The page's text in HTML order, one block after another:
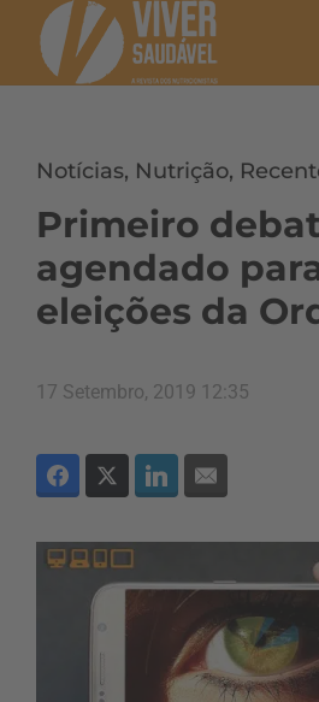
Notícias, Nutrição,
Primeiro
agendado
eleições da
17 Setembro, 2019 12:35